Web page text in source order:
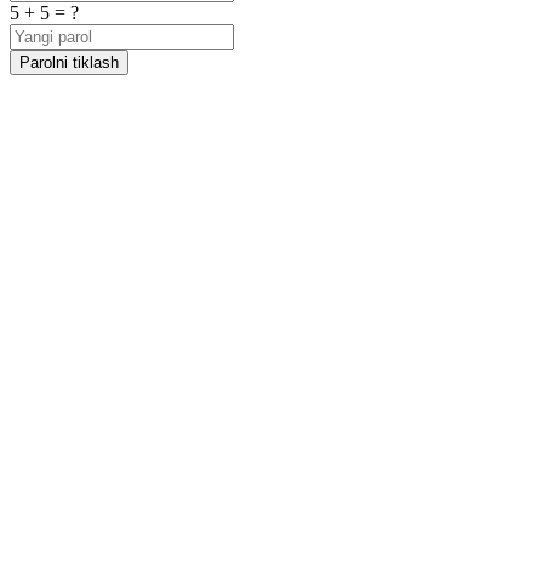
5 + 5 = ?
Parolni tiklash